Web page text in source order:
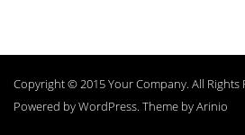
Copyright © 2015 Your Company. All Rights
Powered byWordPress. Theme byArinio